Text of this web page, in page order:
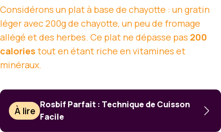
Considérons un plat à base de chayotte : un gratin
léger avec 200g de chayotte, un peu de fromage
allégé et des herbes. Ce plat ne dépasse pas 200
calories tout en étant riche en vitamines et
minéraux.
À lire
Rosbif Parfait : Technique de Cuisson
Facile